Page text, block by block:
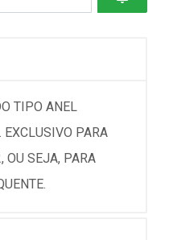
TIPO ANEL
PARA
OU SEJA, PARA